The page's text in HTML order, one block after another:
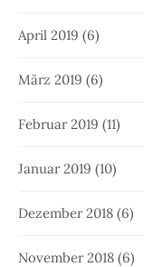
April 2019 (6)
März 2019 (6)
Februar 2019 (11)
Januar 2019 (10)
Dezember 2018 (6)
November 2018 (6)